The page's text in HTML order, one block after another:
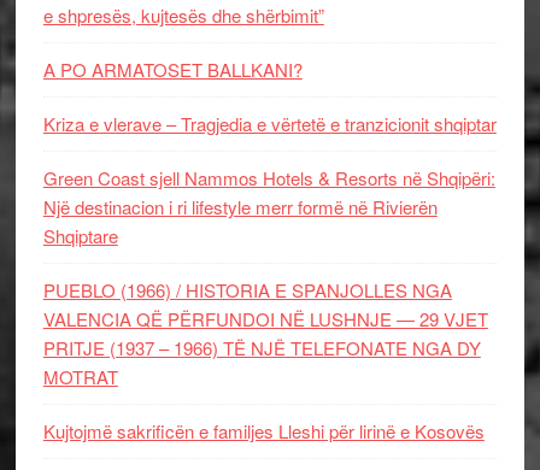
e shpresës, kujtesës dhe shërbimit”
A PO ARMATOSET BALLKANI?
Kriza e vlerave – Tragjedia e vërtetë e tranzicionit shqiptar
Green Coast sjell Nammos Hotels & Resorts në Shqipëri:
Një destinacion i ri lifestyle merr formë në Rivierën
Shqiptare
PUEBLO (1966) / HISTORIA E SPANJOLLES NGA
VALENCIA QË PËRFUNDOI NË LUSHNJE — 29 VJET
PRITJE (1937 – 1966) TË NJË TELEFONATE NGA DY
MOTRAT
Kujtojmë sakrificën e familjes Lleshi për lirinë e Kosovës